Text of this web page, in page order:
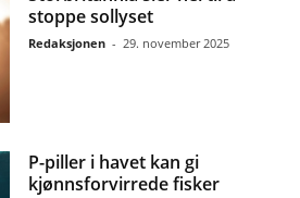
stoppe sollyset
Redaksjonen - 29. november 2025
P-piller i havet kan gi
kjønnsforvirrede fisker